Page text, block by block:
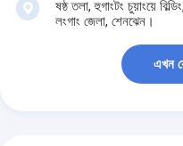
ষষ্ঠ তলা, হুগাংটং চুয়াংয়ে
লংগাং জেলা, শেনঝেন।
এখন